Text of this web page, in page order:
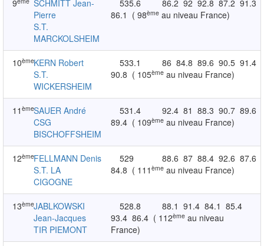
9
SCHMITT Jean-
Pierre
S.T.
MARCKOLSHEIM
535.6 86.2 92 92.8 87.2 91.3
86.1 ( 98èmeau niveau France)
10èmeKERN Robert
S.T.
WICKERSHEIM
533.1 86 84.8 89.6 90.5 91.4
90.8 ( 105èmeau niveau France)
11 èmeSAUER André
CSG
BISCHOFFSHEIM
531.4 92.4 81 88.3 90.7 89.6
89.4 ( 109èmeau niveau France)
12èmeFELLMANN Denis
S.T. LA
CIGOGNE
529 88.6 87 88.4 92.6 87.6
84.8 ( 111 èmeau niveau France)
13èmeJABLKOWSKI
Jean-Jacques
TIR PIEMONT
528.8 88.1 91.4 84.1 85.4
93.4 86.4 ( 112èmeau niveau
France)